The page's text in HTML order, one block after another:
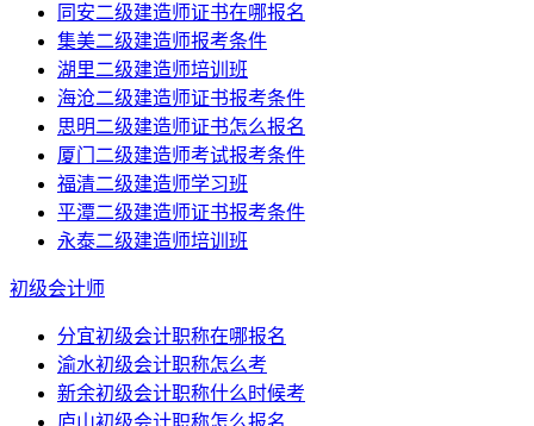
同安二级建造师证书在哪报名
集美二级建造师报考条件
湖里二级建造师培训班
海沧二级建造师证书报考条件
思明二级建造师证书怎么报名
厦门二级建造师考试报考条件
福清二级建造师学习班
平潭二级建造师证书报考条件
永泰二级建造师培训班
初级会计师
分宜初级会计职称在哪报名
渝水初级会计职称怎么考
新余初级会计职称什么时候考
庐山初级会计职称怎么报名